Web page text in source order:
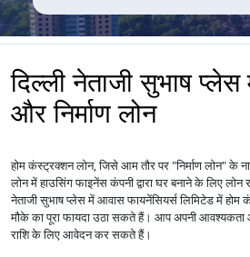
दिल्ली नेताजी सुभाष
और निर्माण लोन
होम कंस्ट्रक्शन लोन, जिसे आम तौर पर "निर्माण लोन" के
लोन में हाउसिंग फाइनेंस कंपनी द्वारा घर बनाने के लिए लोन
नेताजी सुभाष प्लेस में आवास फायनेंसियर्स लिमिटेड में
मौके का पूरा फायदा उठा सकते हैं। आप अपनी आवश्यकता
राशि के लिए आवेदन कर सकते हैं।